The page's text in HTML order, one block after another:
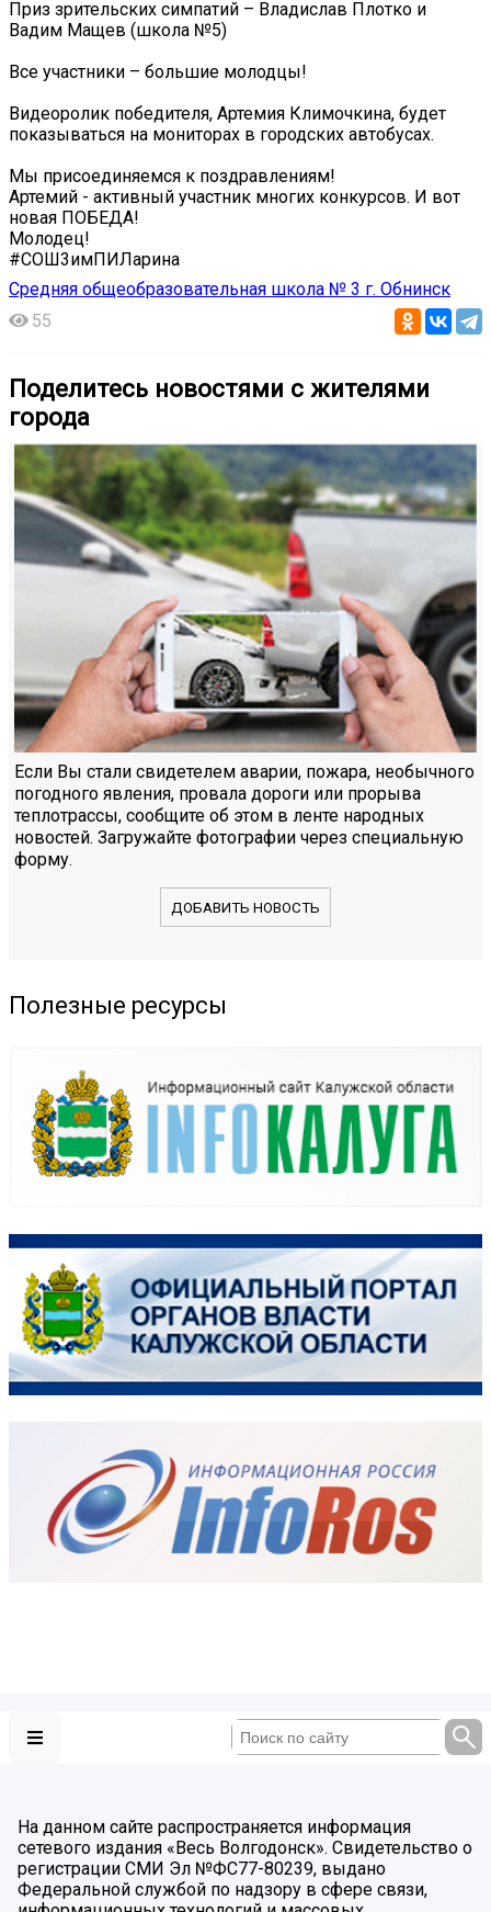
Приз зрительских симпатий – Владислав Плотко и
Вадим Мащев (школа №5)
Все участники – большие молодцы!
Видеоролик победителя, Артемия Климочкина, будет
показываться на мониторах в городских автобусах.
Мы присоединяемся к поздравлениям!
Артемий - активный участник многих конкурсов. И вот
новая ПОБЕДА!
Молодец!
#СОШ3имПИЛарина
Средняя общеобразовательная школа № 3 г. Обнинск
55
Поделитесь новостями с жителями
города
Если Вы стали свидетелем аварии, пожара, необычного
погодного явления, провала дороги или прорыва
теплотрассы, сообщите об этом в ленте народных
новостей. Загружайте фотографии через специальную
форму.
ДОБАВИТЬ НОВОСТЬ
Полезные ресурсы
На данном сайте распространяется информация
сетевого издания «Весь Волгодонск». Свидетельство о
регистрации СМИ Эл №ФС77-80239, выдано
Федеральной службой по надзору в сфере связи,